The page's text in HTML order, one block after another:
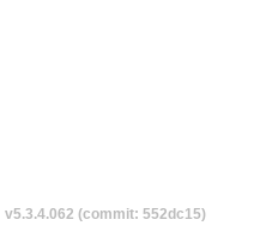
v5.3.4.062 (commit: 552dc15)